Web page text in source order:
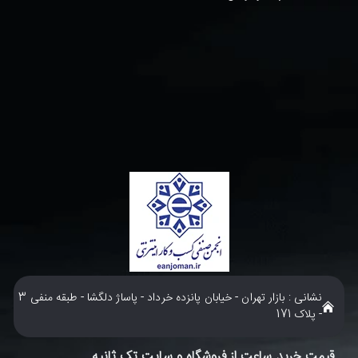
نشانی : بازار تهران - خیابان پانزده خرداد - پاساژ دلگشا - طبقه منفی 3
- پلاک 171